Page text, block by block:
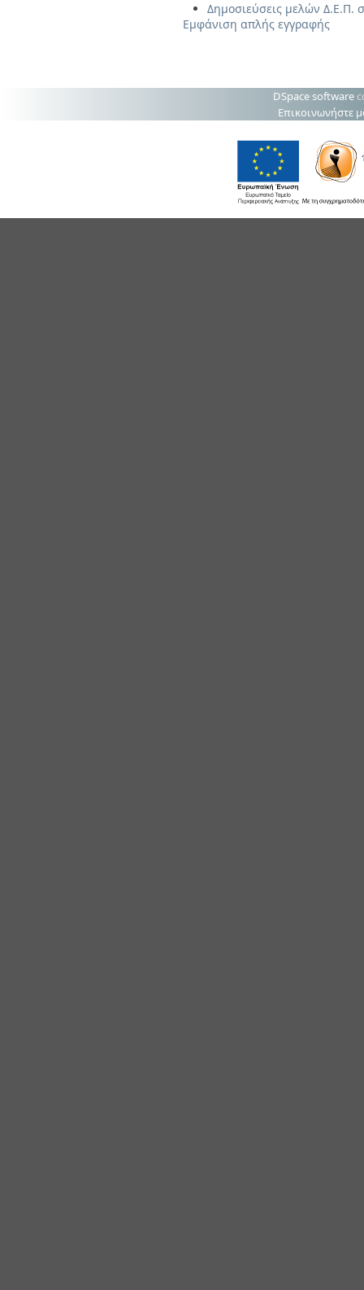
Δημοσιεύσεις μελών Δ.Ε.Π.
Εμφάνιση απλής εγγραφής
DSpace software
Επικοινωνήστε